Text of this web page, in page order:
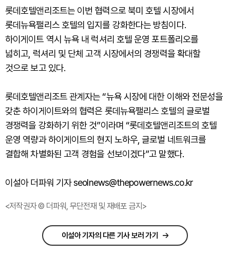
롯데호텔앤리조트는 이번 협력으로 북미 호텔 시장에서
롯데뉴욕팰리스 호텔의 입지를 강화한다는 방침이다.
하이게이트 역시 뉴욕 내 럭셔리 호텔 운영 포트폴리오를
넓히고, 럭셔리 및 단체 고객 시장에서의 경쟁력을 확대할
것으로 보고 있다.
롯데호텔앤리조트 관계자는 “뉴욕 시장에 대한 이해와 전문성을
갖춘 하이게이트와의 협력은 롯데뉴욕팰리스 호텔의 글로벌
경쟁력을 강화하기 위한 것”이라며 “롯데호텔앤리조트의 호텔
운영 역량과 하이게이트의 현지 노하우, 글로벌 네트워크를
결합해 차별화된 고객 경험을 선보이겠다”고 말했다.
이설아 더파워 기자 seolnews@thepowernews.co.kr
<저작권자 © 더파워, 무단전재 및 재배포 금지>
이설아 기자의 다른 기사 보러 가기